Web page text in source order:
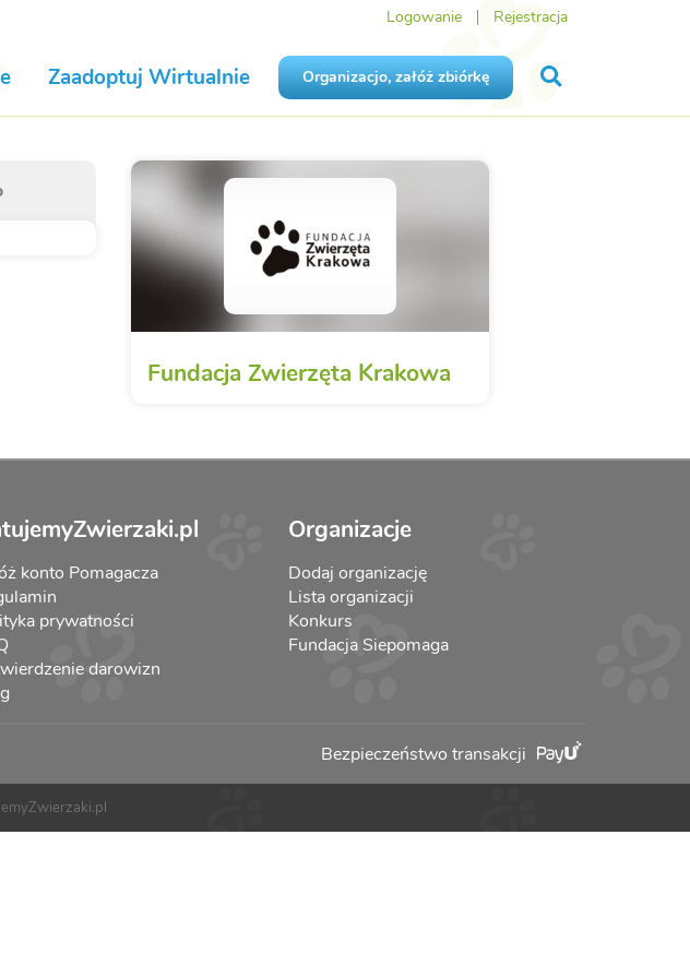
Logowanie Rejestracja
Zaadoptuj Wirtualnie Organizacjo, załóż zbiórkę
Fundacja Zwierzęta Krakowa
konto Pomagacza
prywatności
darowizn
Organizacje
Dodaj organizację
Lista organizacji
Konkurs
Fundacja Siepomaga
Bezpieczeństwo transakcji